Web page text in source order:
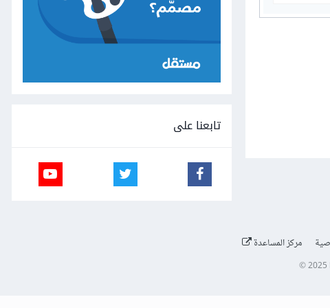
تابعنا على
مركز المساعدة
© 2025